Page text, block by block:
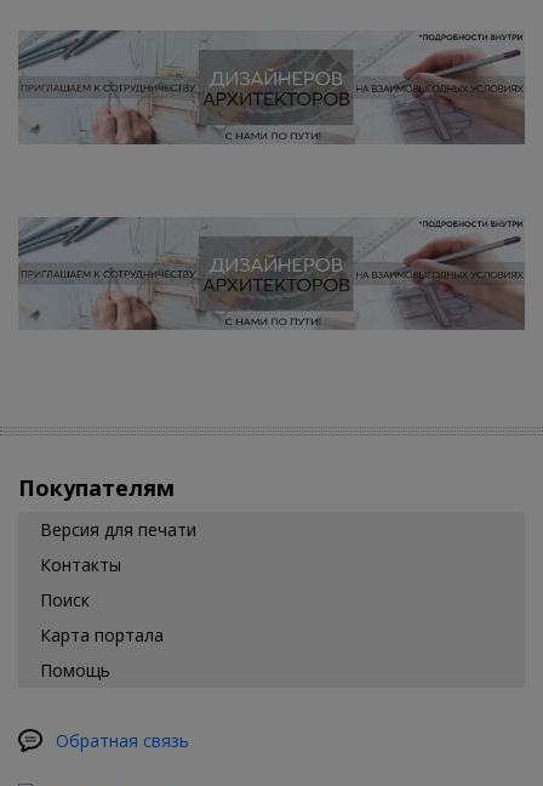
Покупателям
Версия для печати
Контакты
Поиск
Карта портала
Помощь
Обратная связь